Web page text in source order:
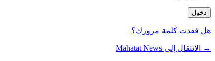
هل فقدت كلمة مرورك؟
→ الانتقال إلى Mahatat News